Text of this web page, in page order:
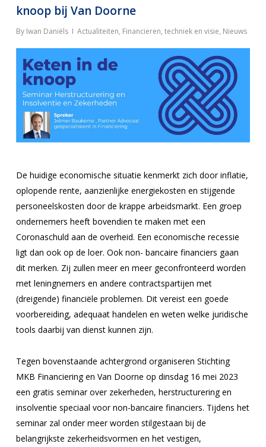
knoop bij Van Doorne
By Iwan Daniëls Actualiteiten, Financieren, techniek en visie, Nieuws
De huidige economische situatie kenmerkt zich door inflatie,
oplopende rente, aanzienlijke energiekosten en stijgende
personeelskosten door de krappe arbeidsmarkt. Een groep
ondernemers heeft bovendien te maken met een
Coronaschuld aan de overheid. Een economische recessie
ligt dan ook op de loer. Ook non- bancaire financiers gaan
dit merken. Zij zullen meer en meer geconfronteerd worden
met leningnemers en andere contractspartijen met
(dreigende) financiële problemen. Dit vereist een goede
voorbereiding, adequaat handelen en weten welke juridische
tools daarbij van dienst kunnen zijn.
Tegen bovenstaande achtergrond organiseren Stichting
MKB Financiering en Van Doorne op dinsdag 16 mei 2023
een gratis seminar over zekerheden, herstructurering en
insolventie speciaal voor non-bancaire financiers. Tijdens het
seminar zal onder meer worden stilgestaan bij de
belangrijkste zekerheidsvormen en het vestigen,